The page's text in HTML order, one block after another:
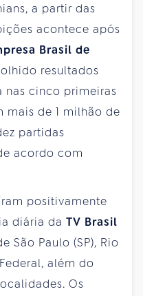
a partir das
acontece após
Brasil de
resultados
nas cinco primeiras
mais de 1 milhão de
partidas
acordo com
positivamente
diária da TV Brasil
São Paulo (SP), Rio
além do
Os